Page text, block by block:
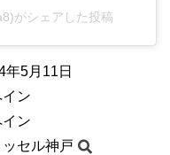
がシェアした投稿
年5月11日
イン
イン
ッセル神戸